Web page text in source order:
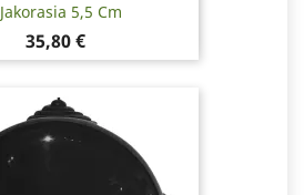
Jakorasia 5,5 Cm
Hinta
35,80 €